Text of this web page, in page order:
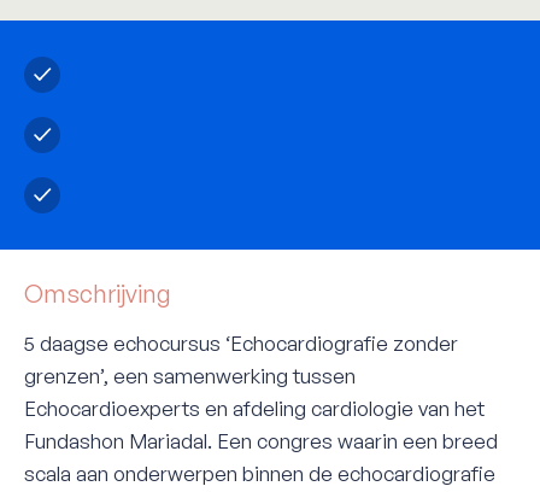
Omschrijving
5 daagse echocursus ‘Echocardiografie zonder
grenzen’, een samenwerking tussen
Echocardioexperts en afdeling cardiologie van het
Fundashon Mariadal. Een congres waarin een breed
scala aan onderwerpen binnen de echocardiografie